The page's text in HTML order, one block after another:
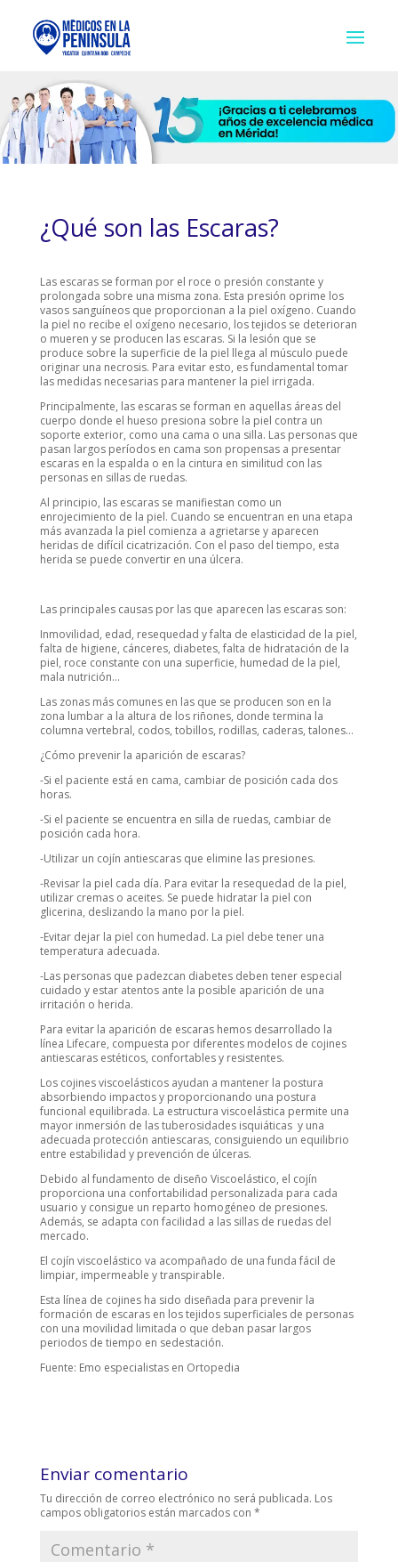
¿Qué son las Escaras?
Las escaras se forman por el roce o presión constante y
prolongada sobre una misma zona. Esta presión oprime los
vasos sanguíneos que proporcionan a la piel oxígeno. Cuando
la piel no recibe el oxígeno necesario, los tejidos se deterioran
o mueren y se producen las escaras. Si la lesión que se
produce sobre la superficie de la piel llega al músculo puede
originar una necrosis. Para evitar esto, es fundamental tomar
las medidas necesarias para mantener la piel irrigada.
Principalmente, las escaras se forman en aquellas áreas del
cuerpo donde el hueso presiona sobre la piel contra un
soporte exterior, como una cama o una silla. Las personas que
pasan largos períodos en cama son propensas a presentar
escaras en la espalda o en la cintura en similitud con las
personas en sillas de ruedas.
Al principio, las escaras se manifiestan como un
enrojecimiento de la piel. Cuando se encuentran en una etapa
más avanzada la piel comienza a agrietarse y aparecen
heridas de difícil cicatrización. Con el paso del tiempo, esta
herida se puede convertir en una úlcera.
Las principales causas por las que aparecen las escaras son:
Inmovilidad, edad, resequedad y falta de elasticidad de la piel,
falta de higiene, cánceres, diabetes, falta de hidratación de la
piel, roce constante con una superficie, humedad de la piel,
mala nutrición…
Las zonas más comunes en las que se producen son en la
zona lumbar a la altura de los riñones, donde termina la
columna vertebral, codos, tobillos, rodillas, caderas, talones…
¿Cómo prevenir la aparición de escaras?
-Si el paciente está en cama, cambiar de posición cada dos
horas.
-Si el paciente se encuentra en silla de ruedas, cambiar de
posición cada hora.
-Utilizar un cojín antiescaras que elimine las presiones.
-Revisar la piel cada día. Para evitar la resequedad de la piel,
utilizar cremas o aceites. Se puede hidratar la piel con
glicerina, deslizando la mano por la piel.
-Evitar dejar la piel con humedad. La piel debe tener una
temperatura adecuada.
-Las personas que padezcan diabetes deben tener especial
cuidado y estar atentos ante la posible aparición de una
irritación o herida.
Para evitar la aparición de escaras hemos desarrollado la
línea Lifecare, compuesta por diferentes modelos de cojines
antiescaras estéticos, confortables y resistentes.
Los cojines viscoelásticos ayudan a mantener la postura
absorbiendo impactos y proporcionando una postura
funcional equilibrada. La estructura viscoelástica permite una
mayor inmersión de las tuberosidades isquiáticas y una
adecuada protección antiescaras, consiguiendo un equilibrio
entre estabilidad y prevención de úlceras.
Debido al fundamento de diseño Viscoelástico, el cojín
proporciona una confortabilidad personalizada para cada
usuario y consigue un reparto homogéneo de presiones.
Además, se adapta con facilidad a las sillas de ruedas del
mercado.
El cojín viscoelástico va acompañado de una funda fácil de
limpiar, impermeable y transpirable.
Esta línea de cojines ha sido diseñada para prevenir la
formación de escaras en los tejidos superficiales de personas
con una movilidad limitada o que deban pasar largos
periodos de tiempo en sedestación.
Fuente: Emo especialistas en Ortopedia
Enviar comentario
Tu dirección de correo electrónico no será publicada. Los
campos obligatorios están marcados con *